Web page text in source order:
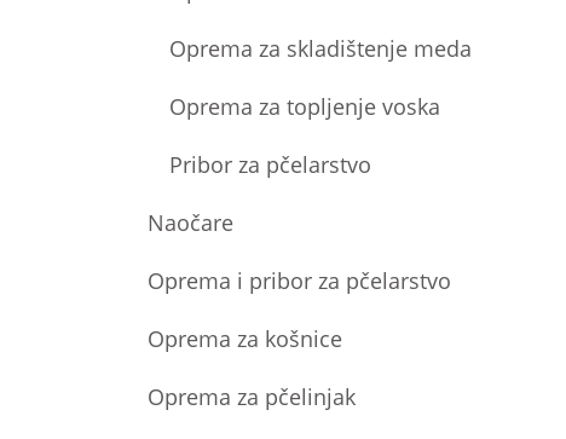
Oprema za skladištenje meda
Oprema za topljenje voska
Pribor za pčelarstvo
Naočare
Oprema i pribor za pčelarstvo
Oprema za košnice
Oprema za pčelinjak